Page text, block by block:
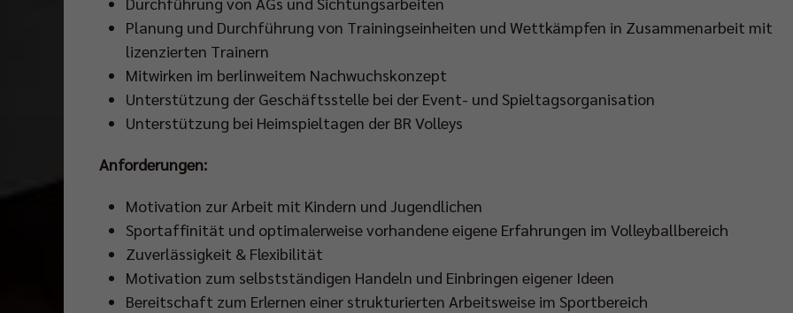
Planung und Durchführung von Trainingseinheiten und Wettkämpfen in Zusammenarbeit mit
lizenzierten Trainern
Mitwirken im berlinweitem Nachwuchskonzept
Unterstützung der Geschäftsstelle bei der Event- und Spieltagsorganisation
Unterstützung bei Heimspieltagen der BR Volleys
Anforderungen:
Motivation zur Arbeit mit Kindern und Jugendlichen
Sportaffinität und optimalerweise vorhandene eigene Erfahrungen im Volleyballbereich
Zuverlässigkeit & Flexibilität
Motivation zum selbstständigen Handeln und Einbringen eigener Ideen
Bereitschaft zum Erlernen einer strukturierten Arbeitsweise im Sportbereich